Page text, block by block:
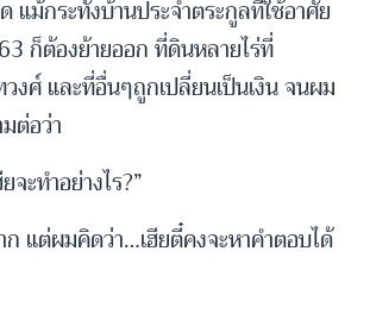
แม้กระทั้งบ้านประจำตระกูลที่ใช้อาศัย
ก็ต้องย้ายออก ที่ดินหลายไร่ที่
งศ์ และที่อื่นๆถูกเปลี่ยนเป็นเงิน จนผม
ต่อว่า
จะทำอย่างไร?”
ก แต่ผมคิดว่า…เฮียตี๋คงจะหาคำตอบได้